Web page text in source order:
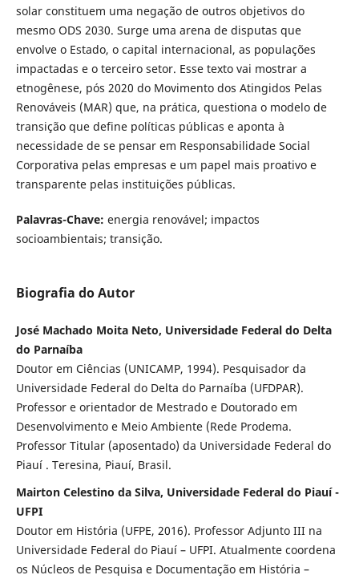
solar constituem uma negação de outros objetivos do
mesmo ODS 2030. Surge uma arena de disputas que
envolve o Estado, o capital internacional, as populações
impactadas e o terceiro setor­. Esse texto vai mostrar a
etnogênese, pós 2020 do Movimento dos Atingidos Pelas
Renováveis (MAR) que, na prática, questiona o modelo de
transição que define políticas públicas e aponta à
necessidade de se pensar em Responsabilidade Social
Corporativa pelas empresas e um papel mais proativo e
transparente pelas instituições públicas.
Palavras-Chave: energia renovável; impactos
socioambientais; transição.
Biografia do Autor
José Machado Moita Neto, Universidade Federal do Delta
do Parnaíba
Doutor em Ciências (UNICAMP, 1994). Pesquisador da
Universidade Federal do Delta do Parnaíba (UFDPAR).
Professor e orientador de Mestrado e Doutorado em
Desenvolvimento e Meio Ambiente (Rede Prodema.
Professor Titular (aposentado) da Universidade Federal do
Piauí . Teresina, Piauí, Brasil.
Mairton Celestino da Silva, Universidade Federal do Piauí -
UFPI
Doutor em História (UFPE, 2016). Professor Adjunto III na
Universidade Federal do Piauí – UFPI. Atualmente coordena
os Núcleos de Pesquisa e Documentação em História –